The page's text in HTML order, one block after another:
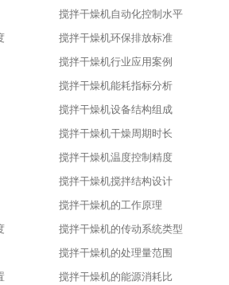
搅拌干燥机自动化控制水平
搅拌干燥机环保排放标准
搅拌干燥机行业应用案例
搅拌干燥机能耗指标分析
搅拌干燥机设备结构组成
搅拌干燥机干燥周期时长
搅拌干燥机温度控制精度
搅拌干燥机搅拌结构设计
搅拌干燥机的工作原理
搅拌干燥机的传动系统类型
搅拌干燥机的处理量范围
搅拌干燥机的能源消耗比